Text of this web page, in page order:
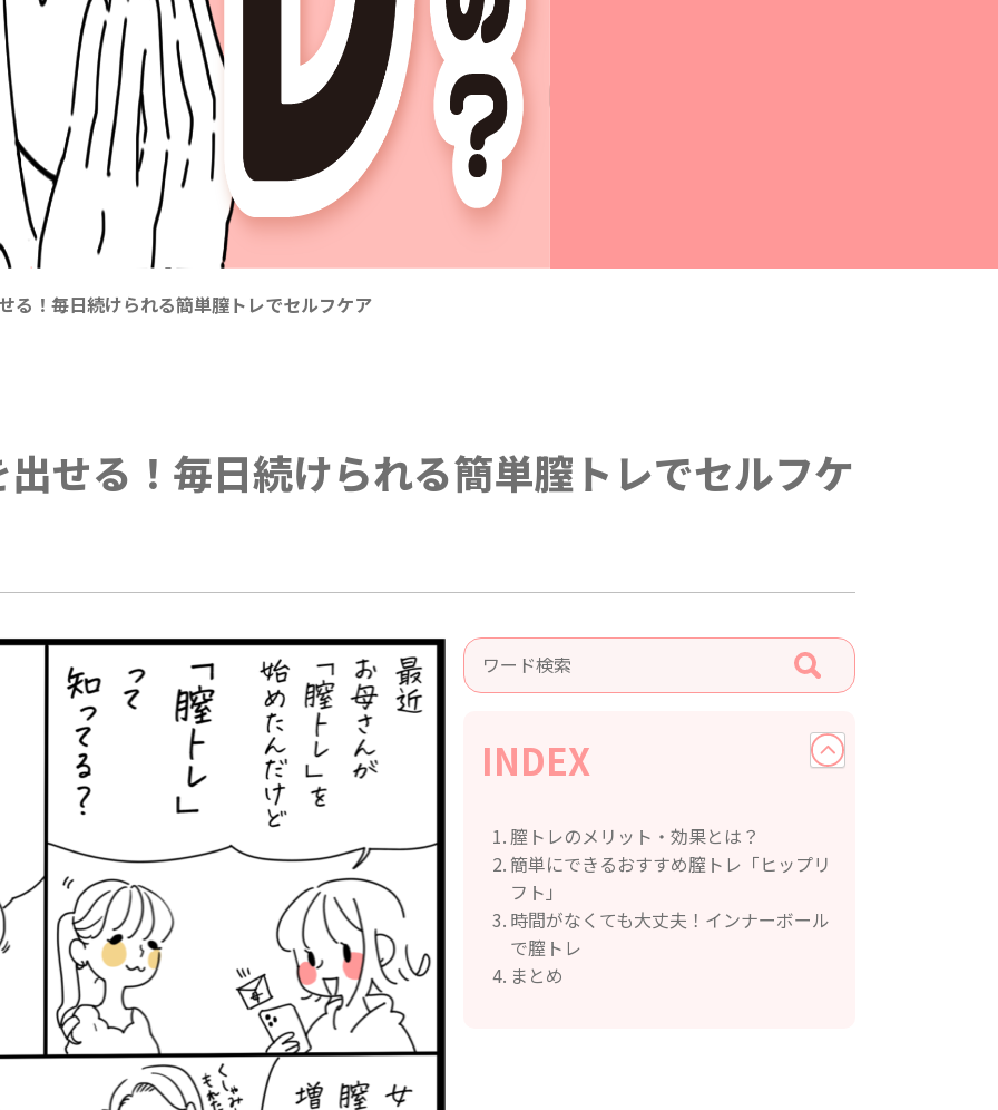
る！毎日続けられる簡単膣トレでセルフケア
せる！毎日続けられる簡単膣トレでセルフケ
INDEX
膣トレのメリット・効果とは？
簡単にできるおすすめ膣トレ「ヒップリ
フト」
時間がなくても大丈夫！インナーボール
で膣トレ
まとめ